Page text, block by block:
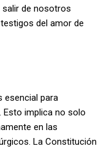
salir de nosotros
del amor de
esencial para
Esto implica no solo
en las
La Constitución